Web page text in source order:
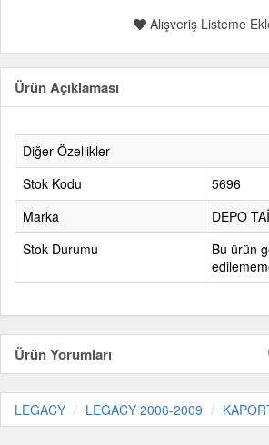
Alışveriş Listeme
Ürün Açıklaması
Diğer Özellikler
Stok Kodu
5696
Marka
DEPO
Stok Durumu
Bu ürün
Ürün Yorumları
LEGACY LEGACY 2006-2009